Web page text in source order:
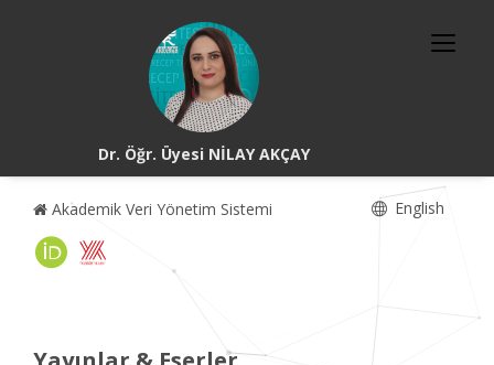
Dr. Öğr. Üyesi NİLAY AKÇAY
Akademik Veri Yönetim Sistemi English